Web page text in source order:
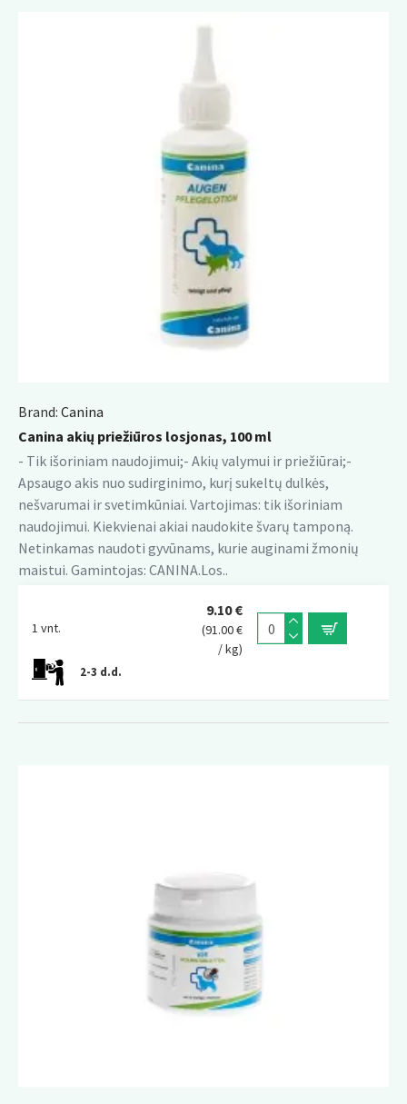
Brand: Canina
Canina akių priežiūros losjonas, 100 ml
- Tik išoriniam naudojimui;- Akių valymui ir priežiūrai;-
Apsaugo akis nuo sudirginimo, kurį sukeltų dulkės,
nešvarumai ir svetimkūniai. Vartojimas: tik išoriniam
naudojimui. Kiekvienai akiai naudokite švarų tamponą.
Netinkamas naudoti gyvūnams, kurie auginami žmonių
maistui. Gamintojas: CANINA.Los..
1 vnt.
2-3 d.d.
9.10 €
(91.00 €
/ kg)